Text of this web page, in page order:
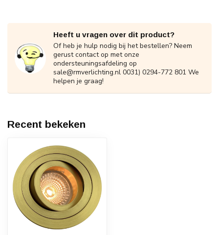
Heeft u vragen over dit product?
Of heb je hulp nodig bij het bestellen? Neem
gerust contact op met onze
ondersteuningsafdeling op
sale@rmverlichting.nl 0031) 0294-772 801 We
helpen je graag!
Recent bekeken